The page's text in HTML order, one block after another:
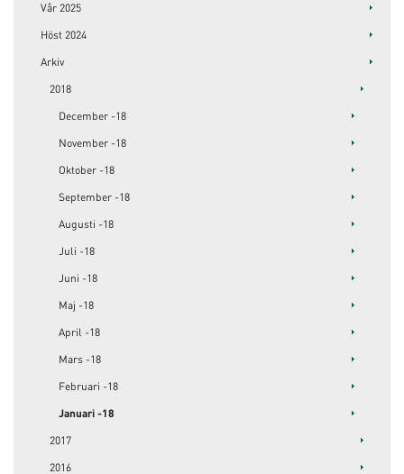
Vår 2025
Höst 2024
Arkiv
2018
December -18
November -18
Oktober -18
September -18
Augusti -18
Juli -18
Juni -18
Maj -18
April -18
Mars -18
Februari -18
Januari -18
2017
2016